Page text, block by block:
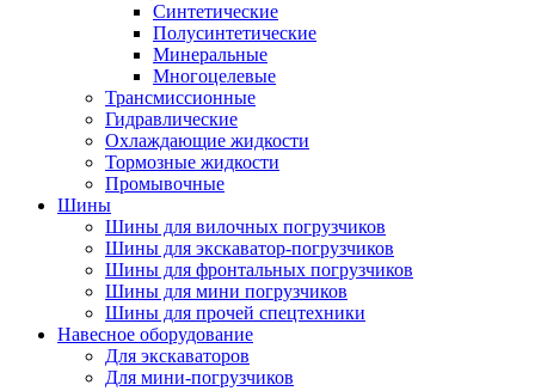
Синтетические
Полусинтетические
Минеральные
Многоцелевые
Трансмиссионные
Гидравлические
Охлаждающие жидкости
Тормозные жидкости
Промывочные
Шины
Шины для вилочных погрузчиков
Шины для экскаватор-погрузчиков
Шины для фронтальных погрузчиков
Шины для мини погрузчиков
Шины для прочей спецтехники
Навесное оборудование
Для экскаваторов
Для мини-погрузчиков